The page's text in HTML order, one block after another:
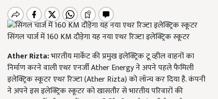
सिंगल चार्ज में 160 KM दौड़ेगा यह नया एथर रिज्टा इलेक्ट्रिक स्कूटर
Ather Rizta:भारतीय मार्केट की प्रमुख इलेक्ट्रिक टू व्हील वाहनों का
निर्माण करने वाली एथर एनर्जी Ather Energy ने अपने पहले फैमिली
इलेक्ट्रिक स्कूटर एथर रिज्टा (Ather Rizta) को लॉन्च कर दिया है. कंपनी
ने अपने इस इलेक्ट्रिक स्कूटर को खासतौर से भारतीय परिवारों की